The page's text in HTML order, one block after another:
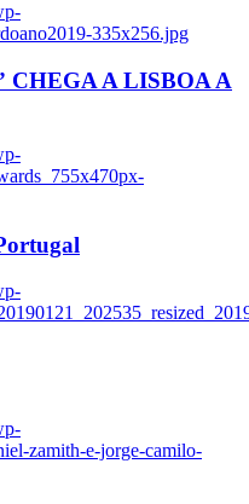
335x256.jpg
CHEGA A LISBOA A
zamith-e-jorge-camilo-